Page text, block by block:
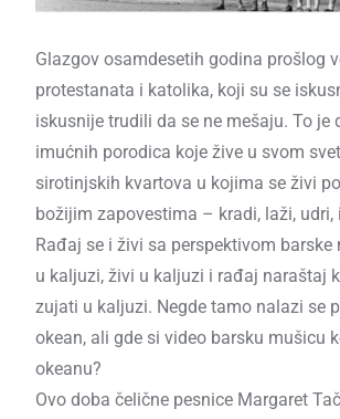
Glazgov osamdesetih godina prošlog
protestanata i katolika, koji su se
iskusnije trudili da se ne mešaju. To je
imućnih porodica koje žive u svom
sirotinjskih kvartova u kojima se živi
božijim zapovestima – kradi, laži, udri,
Rađaj se i živi sa perspektivom barske
u kaljuzi, živi u kaljuzi i rađaj naraštaj
zujati u kaljuzi. Negde tamo nalazi se
okean, ali gde si video barsku mušicu
okeanu?
Ovo doba čelične pesnice Margaret